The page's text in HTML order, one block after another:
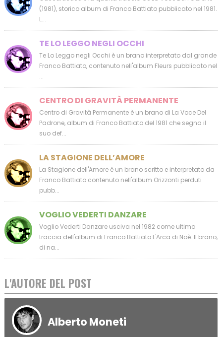
(1981), storico album di Franco Battiato pubblicato nel 1981.
L...
TE LO LEGGO NEGLI OCCHI
Te Lo Leggo negli Occhi è un brano interpretato dal grande
Franco Battiato, contenuto nell'album Fleurs pubblicato nel
...
CENTRO DI GRAVITÀ PERMANENTE
Centro di Gravità Permanente è un brano di La Voce Del
Padrone, album di Franco Battiato del 1981 che segna il
suo def...
LA STAGIONE DELL’AMORE
La Stagione dell'Amore è un brano scritto e interpretato da
Franco Battiato contenuto nell'album Orizzonti perduti
pubb...
VOGLIO VEDERTI DANZARE
Voglio Vederti Danzare usciva nel 1982 come ultima
traccia dell'album di Franco Battiato L'Arca di Noè. Il brano,
di na...
L'AUTORE DEL POST
Alberto Moneti